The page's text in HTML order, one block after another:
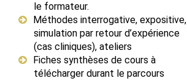
le formateur.
Méthodes interrogative, expositive,
simulation par retour d’expérience
(cas cliniques), ateliers
Fiches synthèses de cours à
télécharger durant le parcours